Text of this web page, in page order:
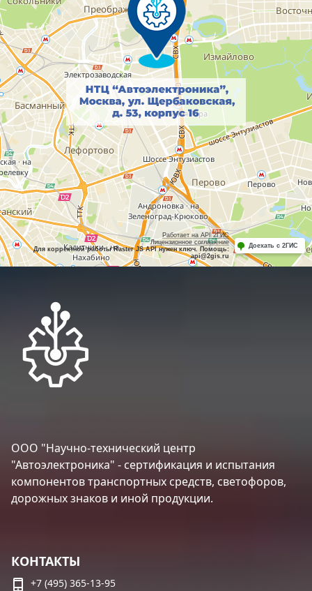
Работает на API 2ГИС
Лицензионное соглашение
Для корректной работы Raster JS API нужен ключ. Помощь:
api@2gis.ru
Доехать с 2ГИС
ООО "Научно-технический центр
"Автоэлектроника" - сертификация и испытания
компонентов транспортных средств, светофоров,
дорожных знаков и иной продукции.
КОНТАКТЫ
+7 (495) 365-13-95